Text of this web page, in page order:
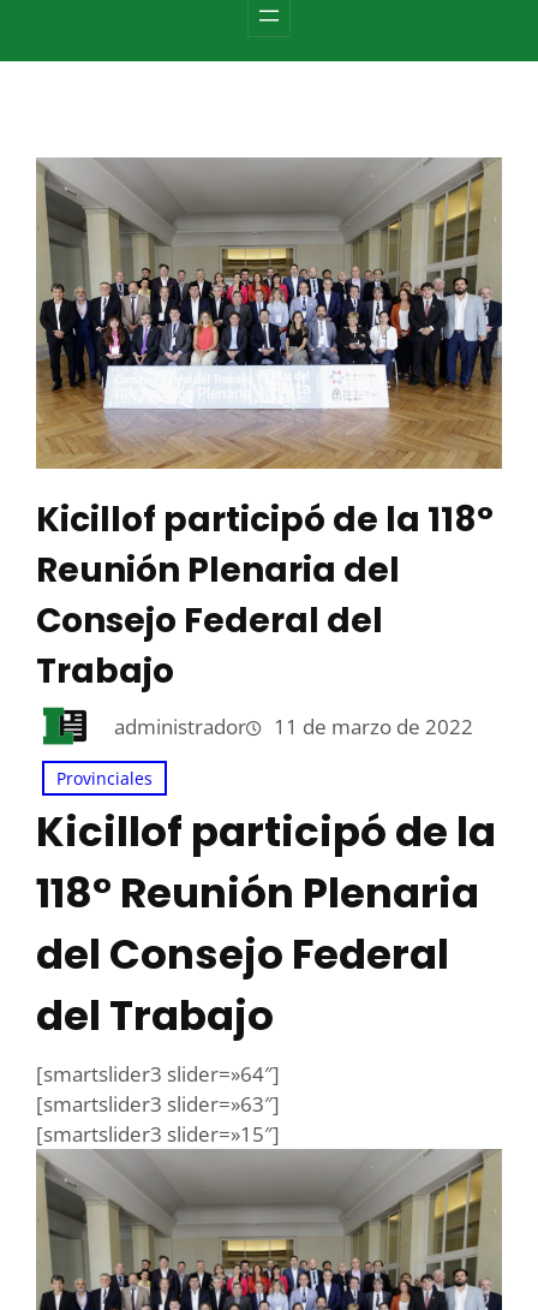
Kicillof participó de la 118°
Reunión Plenaria del
Consejo Federal del
Trabajo
administrador 11 de marzo de 2022
Provinciales
Kicillof participó de la
118° Reunión Plenaria
del Consejo Federal
del Trabajo
[smartslider3 slider=»64″]
[smartslider3 slider=»63″]
[smartslider3 slider=»15″]